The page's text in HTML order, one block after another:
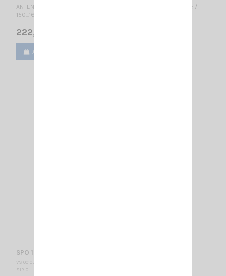
ANTENNE FIXE VHF - LARGE BANDE PROFESSIONNELLE Colinéaire /
150...165 MHz / 3 dBd – 5.15 dBi / 2740 mm
222,00 €
Ajouter au panier
SPO 158-5 SIRIO
VS 001052
SIRIO